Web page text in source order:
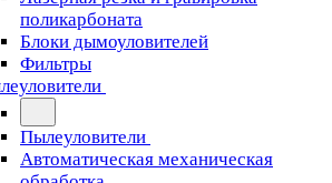
поликарбоната
Блоки дымоуловителей
Фильтры
Пылеуловители
Автоматическая механическая